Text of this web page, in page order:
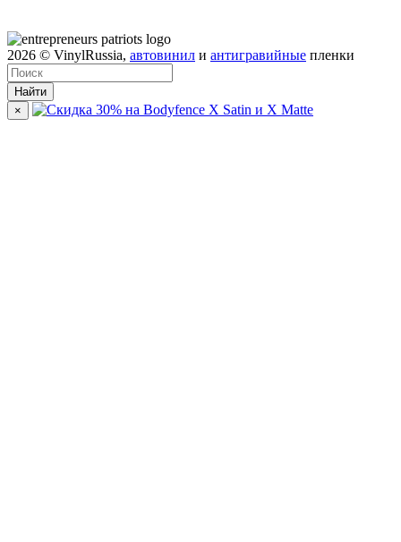
2026 © VinylRussia, автовинил и антигравийные пленки
Найти
×